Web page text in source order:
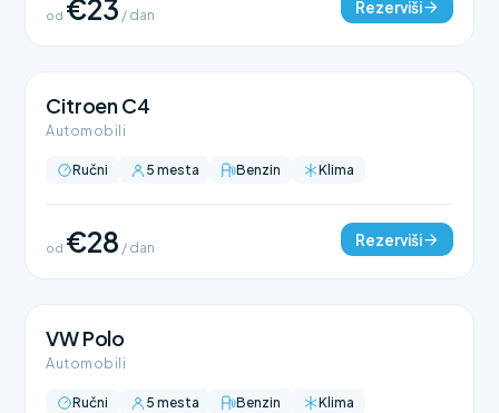
od €23 / dan Rezerviši
Citroen C4
Automobili
Ručni 5 mesta Benzin Klima
od €28 / dan Rezerviši
VW Polo
Automobili
Ručni 5 mesta Benzin Klima